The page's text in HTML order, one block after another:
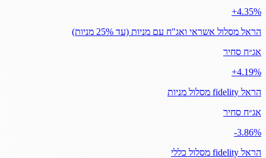
‎+4.35%
הראל מסלול אשראי ואג"ח עם מניות (עד 25% מניות)
אג״ח סחיר
‎+4.19%
הראל fidelity מסלול מניות
אג״ח סחיר
‎-3.86%
הראל fidelity מסלול כללי